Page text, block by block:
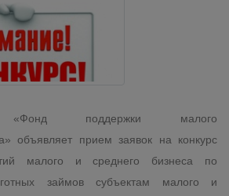
«Фонд поддержки малого
объявляет прием заявок на конкурс
малого и среднего бизнеса по
займов субъектам малого и